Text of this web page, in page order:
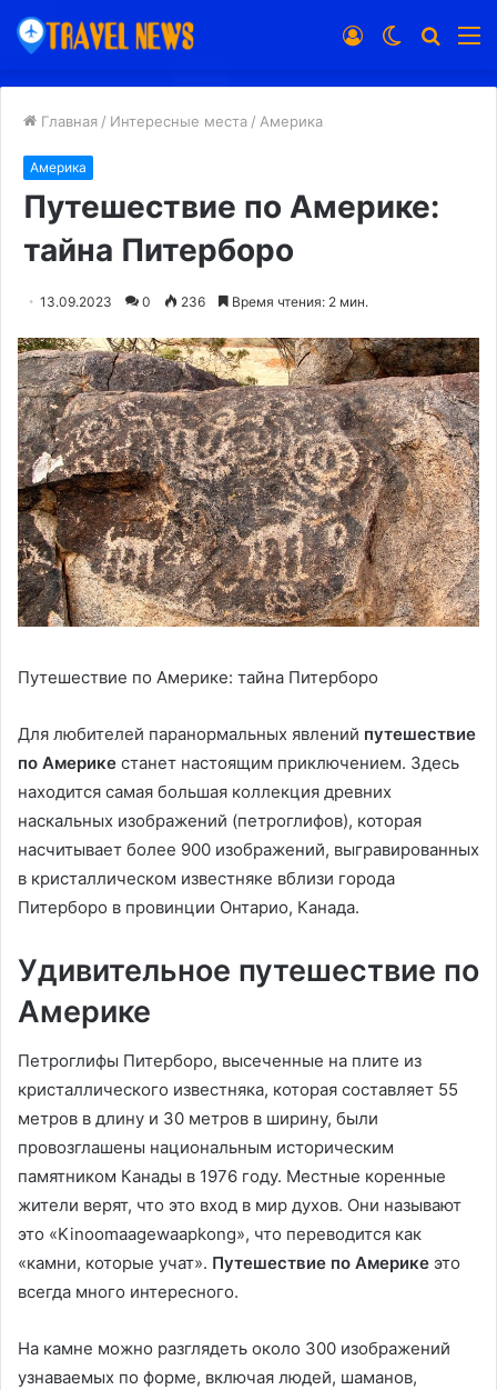
Switch
Войти
Главная / Интересные места / Америка
Америка
Путешествие по Америке:
тайна Питерборо
13.09.2023 0 236 Время чтения: 2 мин.
Путешествие по Америке: тайна Питерборо
Для любителей паранормальных явлений путешествие
по Америке станет настоящим приключением. Здесь
находится самая большая коллекция древних
наскальных изображений (петроглифов), которая
насчитывает более 900 изображений, выгравированных
в кристаллическом известняке вблизи города
Питерборо в провинции Онтарио, Канада.
Удивительное путешествие по
Америке
Петроглифы Питерборо, высеченные на плите из
кристаллического известняка, которая составляет 55
метров в длину и 30 метров в ширину, были
провозглашены национальным историческим
памятником Канады в 1976 году. Местные коренные
жители верят, что это вход в мир духов. Они называют
это «Kinoomaagewaapkong», что переводится как
«камни, которые учат». Путешествие по Америке это
всегда много интересного.
На камне можно разглядеть около 300 изображений
узнаваемых по форме, включая людей, шаманов,